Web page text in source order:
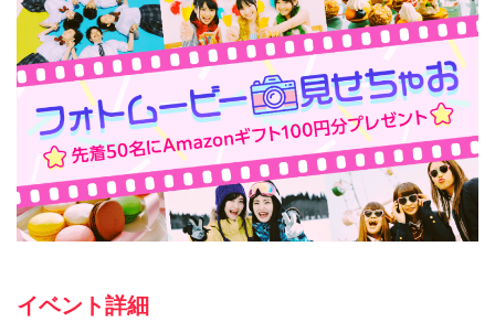
イベント詳細